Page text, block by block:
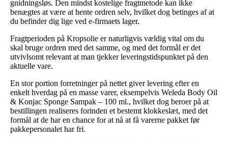
gnidningsløs. Den mindst kostelige fragtmetode kan ikke
benægtes at være at hente ordren selv, hvilket dog betinges af at
du befinder dig lige ved e-firmaets lager.
Fragtperioden på Kropsolie er naturligvis vældig vital om du
skal bruge ordren med det samme, og med det formål er det
utvivlsomt relevant at man tjekker leveringstidspunktet på den
aktuelle vare.
En stor portion forretninger på nettet giver levering efter en
enkelt hverdag på en masse varer, eksempelvis Weleda Body Oil
& Konjac Sponge Sampak – 100 ml., hvilket dog beroer på at
bestillingen realiseres forinden et bestemt klokkeslæt, med det
formål at de har en chance for at nå at få varerne pakket før
pakkepersonalet har fri.